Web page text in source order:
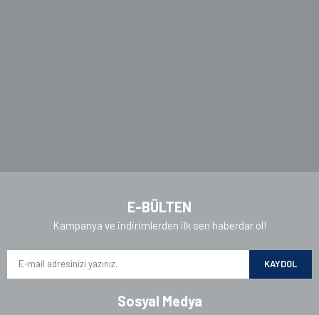
E-BÜLTEN
Kampanya ve indirimlerden ilk sen haberdar ol!
KAYDOL
Sosyal Medya